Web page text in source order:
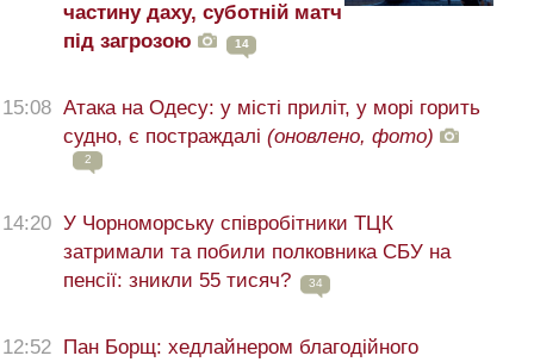
частину даху, суботній матч
під загрозою
14
15:08 Атака на Одесу: у місті приліт, у морі горить
судно, є постраждалі (оновлено, фото)
2
14:20 У Чорноморську співробітники ТЦК
затримали та побили полковника СБУ на
пенсії: зникли 55 тисяч?
34
12:52
Пан Борщ: хедлайнером благодійного